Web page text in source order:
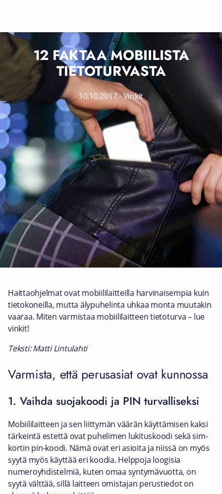
12 FAKTAA MOBIILISTA
TIETOTURVASTA
10.10.2017-Vinkit
Haittaohjelmat ovat mobiililaitteilla harvinaisempia kuin
tietokoneilla, mutta älypuhelinta uhkaa monta muutakin
vaaraa. Miten varmistaa mobiililaitteen tietoturva – lue
vinkit!
Teksti: Matti Lintulahti
Varmista, että perusasiat ovat kunnossa
1. Vaihda suojakoodi ja PIN turvalliseksi
Mobiililaitteen ja sen liittymän väärän käyttämisen kaksi
tärkeintä estettä ovat puhelimen lukituskoodi sekä sim-
kortin pin-koodi. Nämä ovat eri asioita ja niissä on myös
syytä myös käyttää eri koodia. Helppoja loogisia
numeroyhdistelmiä, kuten omaa syntymävuotta, on
syytä välttää, sillä laitteen omistajan perustiedot on